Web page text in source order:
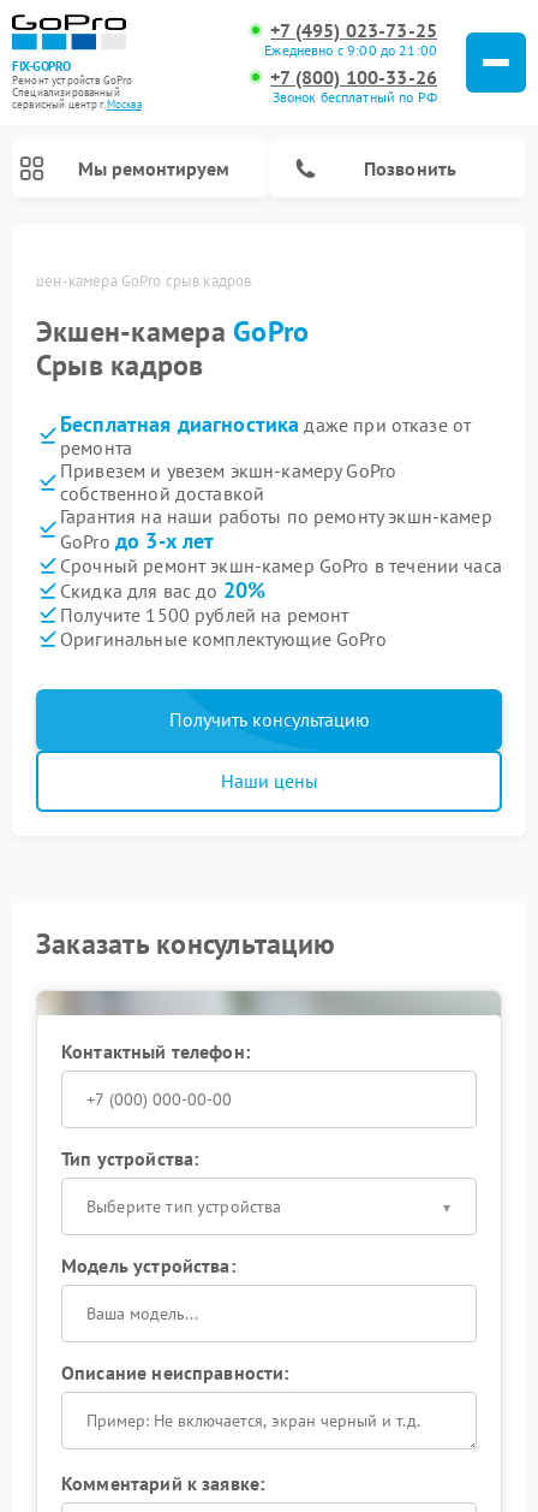
FIX-GOPRO
Ремонт устройств GoPro
Специализированный
cервисный центр г.Москва
+7 (495) 023-73-25
Ежедневно с 9:00 до 21:00
+7 (800) 100-33-26
Звонок бесплатный по РФ
Мы ремонтируем Позвонить
Экшен-камера GoPro срыв кадров
Экшен-камера GoPro
Срыв кадров
Бесплатная диагностика даже при отказе от
ремонта
Привезем и увезем экшн-камеру GoPro
собственной доставкой
Гарантия на наши работы по ремонту экшн-камер
GoPro до 3-х лет
Срочный ремонт экшн-камер GoPro в течении часа
Скидка для вас до 20%
Получите 1500 рублей на ремонт
Оригинальные комплектующие GoPro
Получить консультацию
Наши цены
Заказать консультацию
Контактный телефон:
Тип устройства:
Выберите тип устройства
Модель устройства:
Описание неисправности:
Комментарий к заявке: